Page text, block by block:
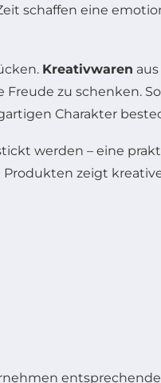
schaffen eine
Kreativwaren
zu schenken.
Charakter
werden – eine
zeigt
entsprechende